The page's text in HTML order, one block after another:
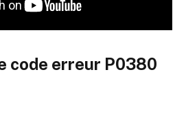
code erreur P0380